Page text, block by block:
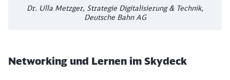
Dr. Ulla Metzger, Strategie Digitalisierung & Technik,
Deutsche Bahn AG
Networking und Lernen im Skydeck